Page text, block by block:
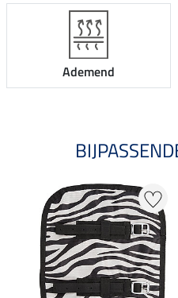
Ademend